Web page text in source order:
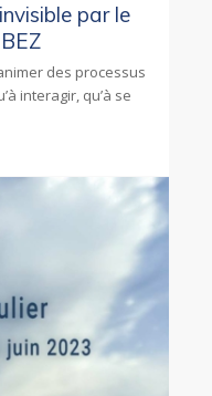
par le
des processus
interagir, qu’à se